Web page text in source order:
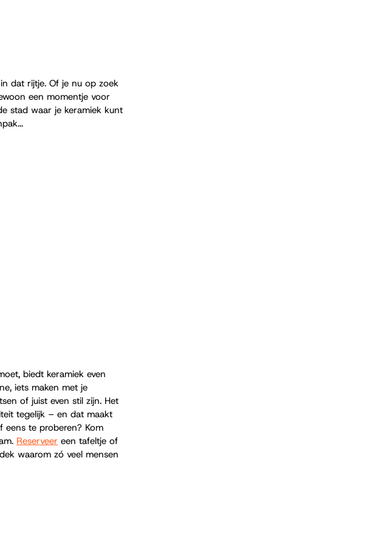
dat rijtje. Of je nu op zoek
een momentje voor
stad waar je keramiek kunt
biedt keramiek even
iets maken met je
of juist even stil zijn. Het
tegelijk – en dat maakt
eens te proberen? Kom
Reserveer een tafeltje of
waarom zó veel mensen